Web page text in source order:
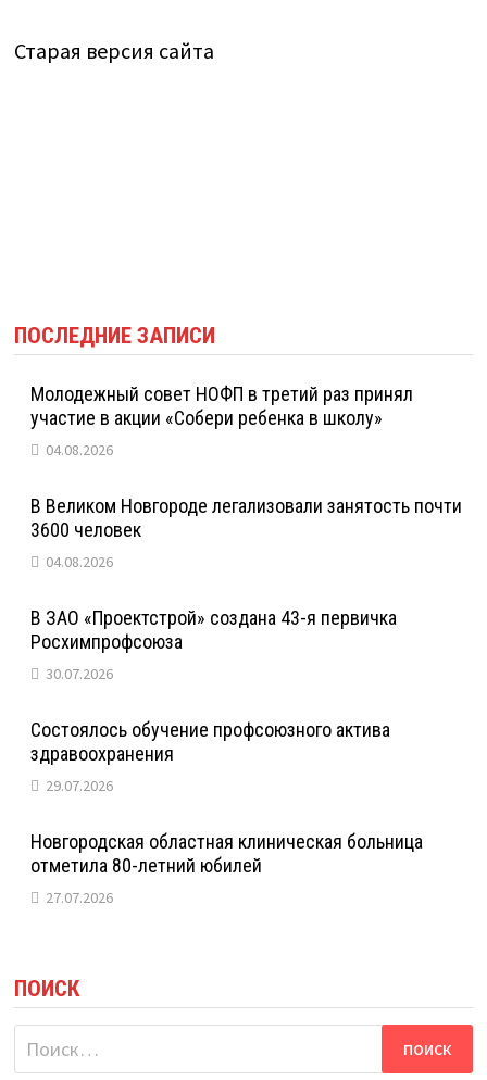
Старая версия сайта
ПОСЛЕДНИЕ ЗАПИСИ
Молодежный совет НОФП в третий раз принял
участие в акции «Собери ребенка в школу»
04.08.2026
В Великом Новгороде легализовали занятость почти
3600 человек
04.08.2026
В ЗАО «Проектстрой» создана 43-я первичка
Росхимпрофсоюза
30.07.2026
Состоялось обучение профсоюзного актива
здравоохранения
29.07.2026
Новгородская областная клиническая больница
отметила 80-летний юбилей
27.07.2026
ПОИСК
Найти: